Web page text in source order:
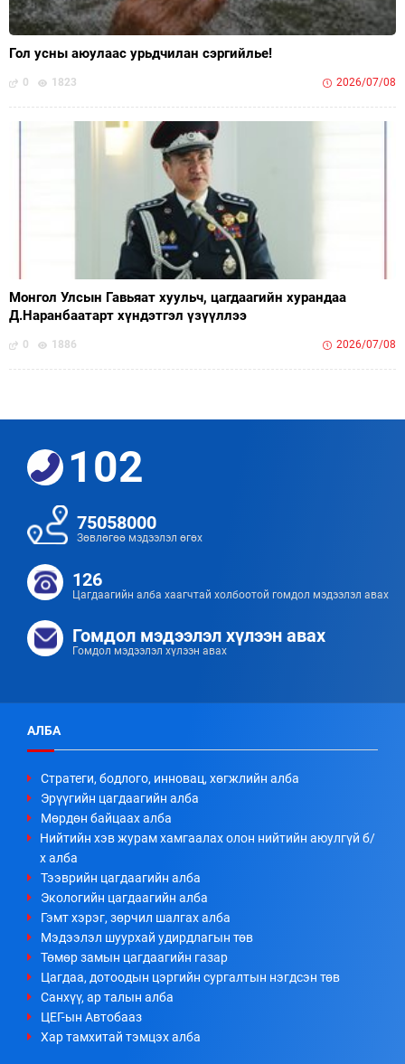
Гол усны аюулаас урьдчилан сэргийлье!
0 1823 2026/07/08
Монгол Улсын Гавьяат хуульч, цагдаагийн хурандаа
Д.Наранбаатарт хүндэтгэл үзүүллээ
0 1886 2026/07/08
102
75058000
Зөвлөгөө мэдээлэл өгөх
126
Цагдаагийн алба хаагчтай холбоотой гомдол мэдээлэл авах
Гомдол мэдээлэл хүлээн авах
Гомдол мэдээлэл хүлээн авах
АЛБА
Стратеги, бодлого, инновац, хөгжлийн алба
Эрүүгийн цагдаагийн алба
Мөрдөн байцаах алба
Нийтийн хэв журам хамгаалах олон нийтийн аюулгүй б/
х алба
Тээврийн цагдаагийн алба
Экологийн цагдаагийн алба
Гэмт хэрэг, зөрчил шалгах алба
Мэдээлэл шуурхай удирдлагын төв
Төмөр замын цагдаагийн газар
Цагдаа, дотоодын цэргийн сургалтын нэгдсэн төв
Санхүү, ар талын алба
ЦЕГ-ын Автобааз
Хар тамхитай тэмцэх алба